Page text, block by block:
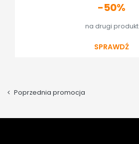
-50%
na drugi produkt
SPRAWDŹ
Poprzednia promocja